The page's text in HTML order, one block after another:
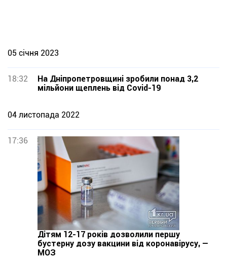
05 січня 2023
18:32
На Дніпропетровщині зробили понад 3,2
мільйони щеплень від Covid-19
04 листопада 2022
17:36
Дітям 12-17 років дозволили першу
бустерну дозу вакцини від коронавірусу, —
МОЗ